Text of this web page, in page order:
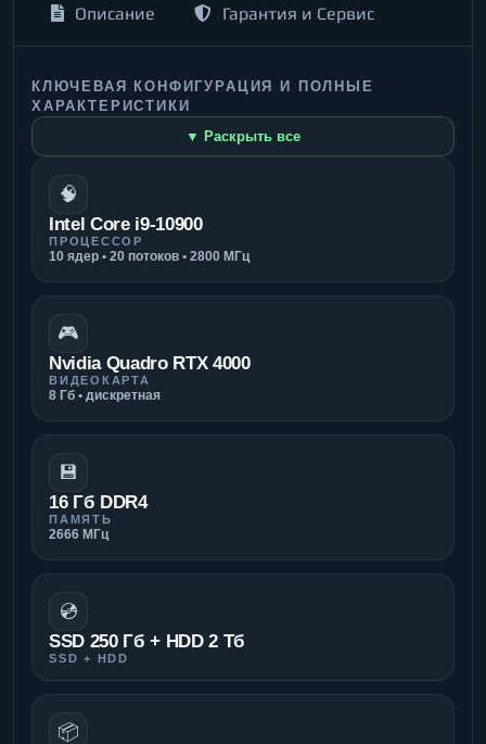
Описание Гарантия и Сервис
КЛЮЧЕВАЯ КОНФИГУРАЦИЯ И ПОЛНЫЕ
ХАРАКТЕРИСТИКИ
▼ Раскрыть все
🧠
Intel Core i9-10900
ПРОЦЕССОР
10 ядер • 20 потоков • 2800 МГц
🎮
Nvidia Quadro RTX 4000
ВИДЕОКАРТА
8 Гб • дискретная
💾
16 Гб DDR4
ПАМЯТЬ
2666 МГц
💿
SSD 250 Гб + HDD 2 Тб
SSD + HDD
📦